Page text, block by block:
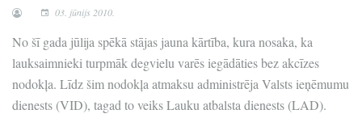
03. jūnijs 2010.
No šī gada jūlija spēkā stājas jauna kārtība, kura nosaka, ka
lauksaimnieki turpmāk degvielu varēs iegādāties bez akcīzes
nodokļa. Līdz šim nodokļa atmaksu administrēja Valsts ieņēmumu
dienests (VID), tagad to veiks Lauku atbalsta dienests (LAD).